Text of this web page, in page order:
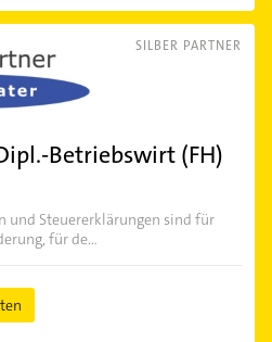
SILBER PARTNER
Betriebswirt (FH)
und Steuererklärungen sind für
für de...